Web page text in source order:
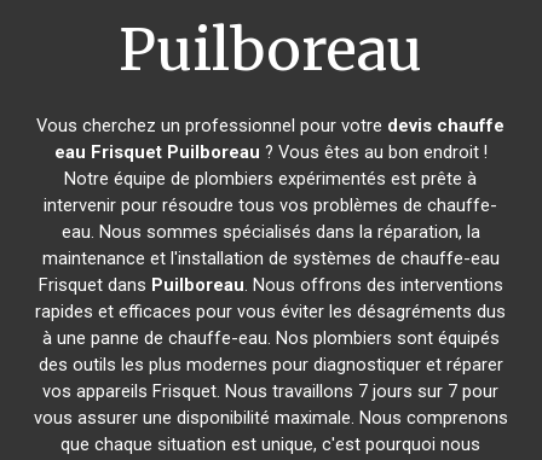
Puilboreau
Vous cherchez un professionnel pour votre devis chauffe
eau Frisquet Puilboreau ? Vous êtes au bon endroit !
Notre équipe de plombiers expérimentés est prête à
intervenir pour résoudre tous vos problèmes de chauffe-
eau. Nous sommes spécialisés dans la réparation, la
maintenance et l'installation de systèmes de chauffe-eau
Frisquet dans Puilboreau. Nous offrons des interventions
rapides et efficaces pour vous éviter les désagréments dus
à une panne de chauffe-eau. Nos plombiers sont équipés
des outils les plus modernes pour diagnostiquer et réparer
vos appareils Frisquet. Nous travaillons 7 jours sur 7 pour
vous assurer une disponibilité maximale. Nous comprenons
que chaque situation est unique, c'est pourquoi nous